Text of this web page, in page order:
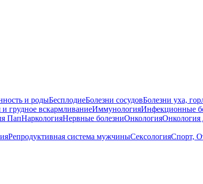
и родыБесплодиеБолезни сосудовБолезни уха,
и грудное вскармливаниеИммунологияИнфекционные
ПапНаркологияНервные болезниОнкология
Репродуктивная система мужчиныСексологияСпорт,